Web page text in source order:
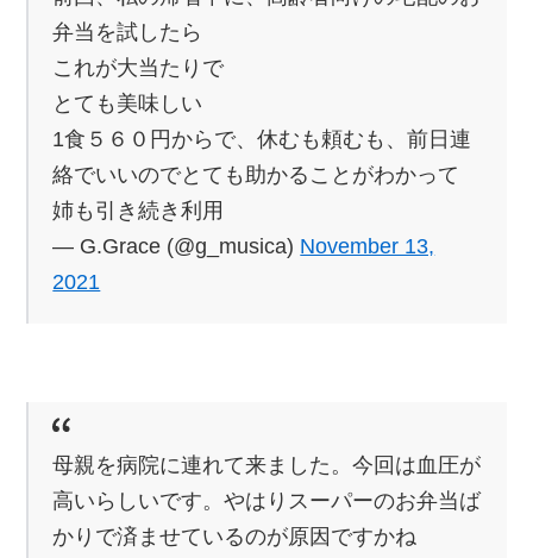
弁当を試したら
これが大当たりで
とても美味しい
1食５６０円からで、休むも頼むも、前日連
絡でいいのでとても助かることがわかって
姉も引き続き利用
— G.Grace (@g_musica) November 13,
2021
母親を病院に連れて来ました。今回は血圧が
高いらしいです。やはりスーパーのお弁当ば
かりで済ませているのが原因ですかね